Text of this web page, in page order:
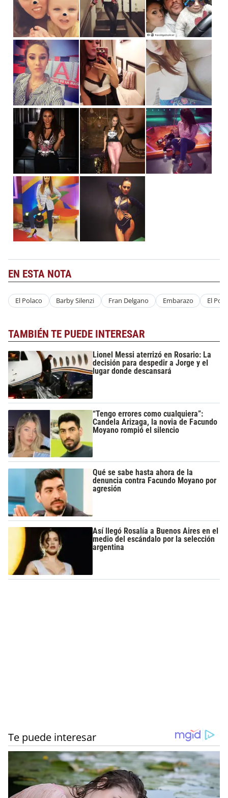
EN ESTA NOTA
El Polaco Barby Silenzi Fran Delgano Embarazo El
TAMBIÉN TE PUEDE INTERESAR
Lionel Messi aterrizó en Rosario: La
decisión para despedir a Jorge y el
lugar donde descansará
“Tengo errores como cualquiera”:
Candela Arizaga, la novia de Facundo
Moyano rompió el silencio
Qué se sabe hasta ahora de la
denuncia contra Facundo Moyano por
agresión
Así llegó Rosalía a Buenos Aires en el
medio del escándalo por la selección
argentina